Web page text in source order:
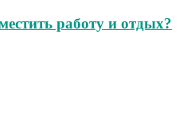
работу и отдых?